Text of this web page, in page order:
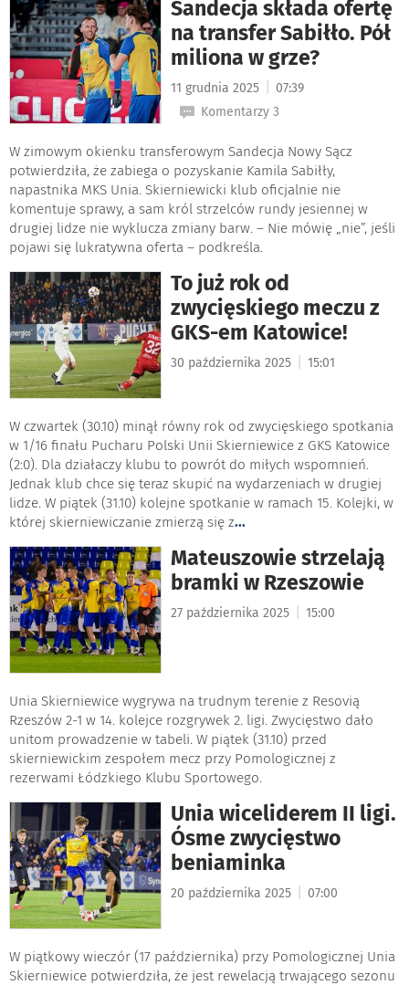
Sandecja składa ofertę
na transfer Sabiłło. Pół
miliona w grze?
11 grudnia 2025
07:39
Komentarzy 3
W zimowym okienku transferowym Sandecja Nowy Sącz
potwierdziła, że zabiega o pozyskanie Kamila Sabiłły,
napastnika MKS Unia. Skierniewicki klub oficjalnie nie
komentuje sprawy, a sam król strzelców rundy jesiennej w
drugiej lidze nie wyklucza zmiany barw. – Nie mówię „nie”, jeśli
pojawi się lukratywna oferta – podkreśla.
To już rok od
zwycięskiego meczu z
GKS-em Katowice!
30 października 2025 15:01
W czwartek (30.10) minął równy rok od zwycięskiego spotkania
w 1/16 finału Pucharu Polski Unii Skierniewice z GKS Katowice
(2:0). Dla działaczy klubu to powrót do miłych wspomnień.
Jednak klub chce się teraz skupić na wydarzeniach w drugiej
lidze. W piątek (31.10) kolejne spotkanie w ramach 15. Kolejki, w
której skierniewiczanie zmierzą się z...
Mateuszowie strzelają
bramki w Rzeszowie
27 października 2025 15:00
Unia Skierniewice wygrywa na trudnym terenie z Resovią
Rzeszów 2-1 w 14. kolejce rozgrywek 2. ligi. Zwycięstwo dało
unitom prowadzenie w tabeli. W piątek (31.10) przed
skierniewickim zespołem mecz przy Pomologicznej z
rezerwami Łódzkiego Klubu Sportowego.
Unia wiceliderem II ligi.
Ósme zwycięstwo
beniaminka
20 października 2025 07:00
W piątkowy wieczór (17 października) przy Pomologicznej Unia
Skierniewice potwierdziła, że jest rewelacją trwającego sezonu